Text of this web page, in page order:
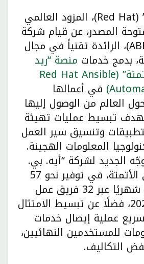
أعلنت “ريد هات” (Red Hat)، المزود العالمي
المصدر، عن قيام شركة
“أيه. بي. بي” (ABB)، الرائدة تقنياً في مجال
بدمج خدمات منصة “ريد
هات أنسيبل للأتمتة” (Red Hat Ansible
في أعمالها
العالم من الوصول إليها
تبسيط عمليات تهيئة
وتنسيق سير العمل
المعلومات الهجينة.
الجديد لشركة “أيه. بي.
بي”، القائم على الأتمتة، في توفير نحو 57
ساعة من العمل شهريًا عبر 32 فريق عمل
لها منذ يناير 2025، فضلًا عن تبسيط الامتثال
عملية إيصال خدمات
للمستخدمين النهائيين،
التكاليف.